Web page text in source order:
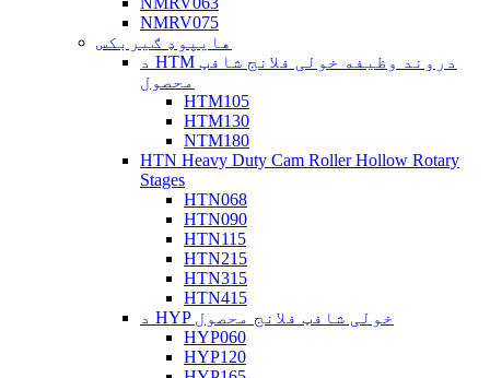
NMRV075
هایپوډ ګیربکس
د HTM دروند وظیفه خولی فلانج شافټ
محصول
HTM105
HTM130
NTM180
HTN Heavy Duty Cam Roller Hollow Rotary
Stages
HTN068
HTN090
HTN115
HTN215
HTN315
HTN415
د HYP خولی شافټ فلانج محصول
HYP060
HYP120